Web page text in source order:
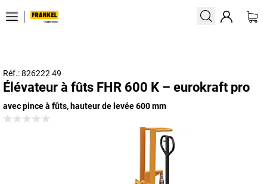
Réf.: 826222 49
Élévateur à fûts FHR 600 K – eurokraft pro
avec pince à fûts, hauteur de levée 600 mm